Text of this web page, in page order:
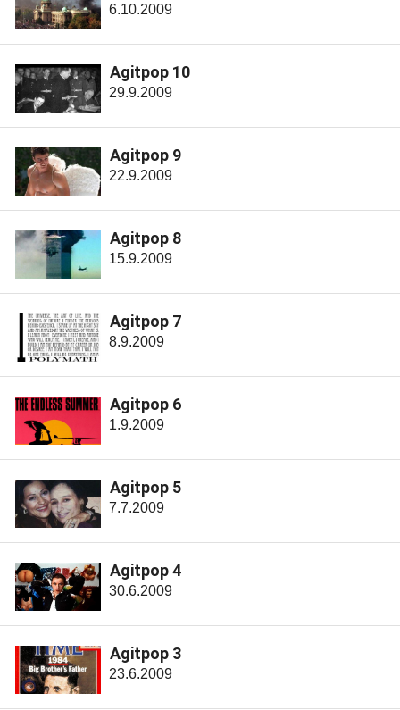
6.10.2009
Agitpop 10
29.9.2009
Agitpop 9
22.9.2009
Agitpop 8
15.9.2009
Agitpop 7
8.9.2009
Agitpop 6
1.9.2009
Agitpop 5
7.7.2009
Agitpop 4
30.6.2009
Agitpop 3
23.6.2009